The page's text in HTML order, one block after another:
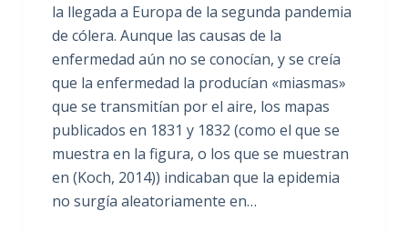
la llegada a Europa de la segunda pandemia
de cólera. Aunque las causas de la
enfermedad aún no se conocían, y se creía
que la enfermedad la producían «miasmas»
que se transmitían por el aire, los mapas
publicados en 1831 y 1832 (como el que se
muestra en la figura, o los que se muestran
en (Koch, 2014)) indicaban que la epidemia
no surgía aleatoriamente en…